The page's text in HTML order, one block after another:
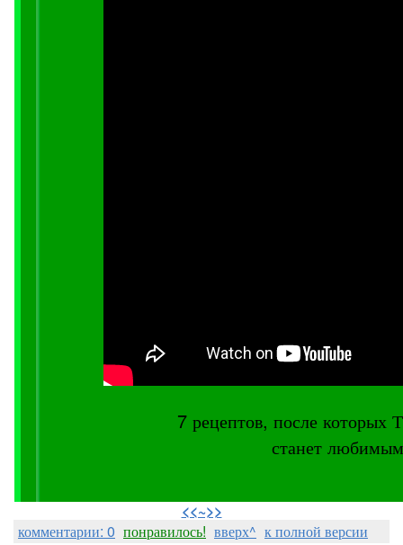
7 рецептов, после
станет
<<~>>
комментарии: 0 понравилось! вверх^ к полной версии